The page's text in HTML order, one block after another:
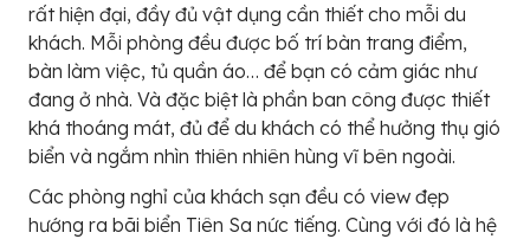
rất hiện đại, đầy đủ vật dụng cần thiết cho mỗi du
khách. Mỗi phòng đều được bố trí bàn trang điểm,
bàn làm việc, tủ quần áo… để bạn có cảm giác như
đang ở nhà. Và đặc biệt là phần ban công được thiết
khá thoáng mát, đủ để du khách có thể hưởng thụ gió
biển và ngắm nhìn thiên nhiên hùng vĩ bên ngoài.
Các phòng nghỉ của khách sạn đều có view đẹp
hướng ra bãi biển Tiên Sa nức tiếng. Cùng với đó là hệ